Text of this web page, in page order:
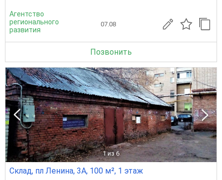
Агентство
регионального
развития
07.08
Позвонить
1 из 6
Склад, пл Ленина, 3А, 100 м², 1 этаж